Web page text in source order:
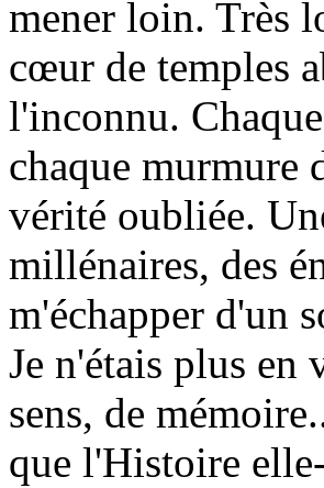
mener loin. Très
cœur de temples
l'inconnu.
chaque murmure
vérité oubliée.
millénaires, des
m'échapper d'un
Je n'étais plus en
sens, de
que l'Histoire